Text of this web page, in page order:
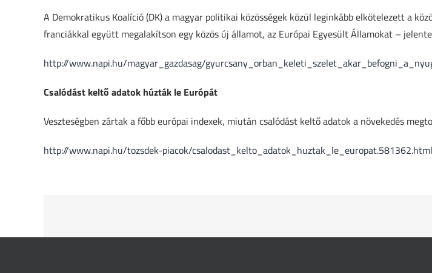
A Demokratikus Koalíció (DK) a magyar politikai közösségek közül leginkább elkötelezett a
franciákkal együtt megalakítson egy közös új államot, az Európai Egyesült Államokat –
http://www.napi.hu/magyar_gazdasag/
Csalódást keltő adatok húzták le Európát
Veszteségben zártak a főbb európai indexek, miután csalódást keltő adatok a növekedés
http://www.napi.hu/tozsdek-piacok/csalodast_kelto_adatok_huztak_le_europat.581362.html